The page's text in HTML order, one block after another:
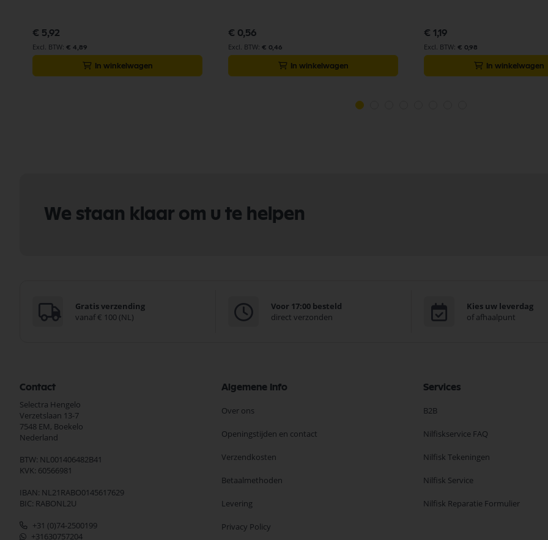
€ 5,92
€ 4,89
In winkelwagen
€ 0,56
€ 0,46
In winkelwagen
€ 1,19
€ 0,98
In winkelwagen
We staan klaar om u te helpen
Gratis verzending
vanaf € 100 (NL)
Voor 17:00 besteld
direct verzonden
Kies uw leverdag
of afhaalpunt
Contact
Selectra Hengelo
Verzetslaan 13-7
7548 EM, Boekelo
Nederland
BTW: NL001406482B41
KVK: 60566981
IBAN: NL21RABO0145617629
BIC: RABONL2U
+31 (0)74-2500199
+31630757204
Algemene Info
Over ons
Openingstijden en contact
Verzendkosten
Betaalmethoden
Levering
Privacy Policy
Services
B2B
Nilfiskservice FAQ
Nilfisk Tekeningen
Nilfisk Service
Nilfisk Reparatie Formulier